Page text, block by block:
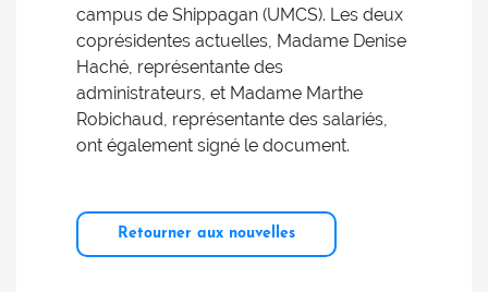
campus de Shippagan (UMCS). Les deux
coprésidentes actuelles, Madame Denise
Haché, représentante des
administrateurs, et Madame Marthe
Robichaud, représentante des salariés,
ont également signé le document.
Retourner aux nouvelles